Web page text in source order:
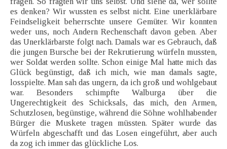
es denken? Wir wussten es selbst nicht. Eine unerklärbare
Feindseligkeit beherrschte unsere Gemüter. Wir konnten
weder uns, noch Andern Rechenschaft davon geben. Aber
das Unerklärbarste folgt nach. Damals war es Gebrauch, daß
die jungen Bursche bei der Rekrutierung würfeln mussten,
wer Soldat werden sollte. Schon einige Mal hatte mich das
Glück begünstigt, daß ich mich, wie man damals sagte,
losspielte. Man sah das ungern, da ich groß und wohlgebaut
war. Besonders schimpfte Walburga über die
Ungerechtigkeit des Schicksals, das mich, den Armen,
Schutzlosen, begünstige, während die Söhne wohlhabender
Bürger die Muskete tragen müssten. Später wurde das
Würfeln abgeschafft und das Losen eingeführt, aber auch
da zog ich immer das glückliche Los.